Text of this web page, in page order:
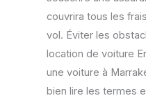
couvrira tous les
vol. Éviter les
location de voiture
une voiture à
bien lire les termes